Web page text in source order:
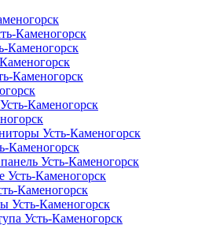
Каменогорск
Каменогорск
Каменогорск
Каменогорск
Усть-Каменогорск
Каменогорск
Усть-Каменогорск
Усть-Каменогорск
Каменогорск
Усть-Каменогорск
Усть-Каменогорск